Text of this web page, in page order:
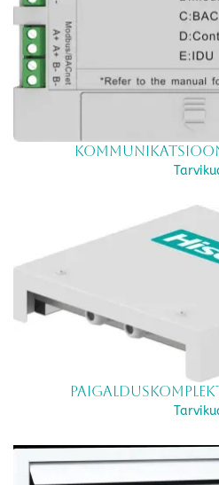
Paigalduskomplekt